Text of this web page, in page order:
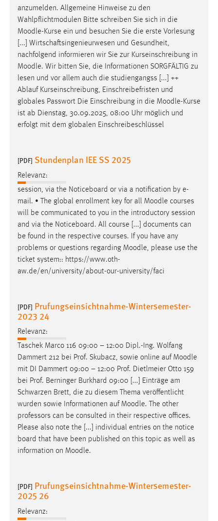
anzumelden. Allgemeine Hinweise zu den
Wahlpflichtmodulen Bitte schreiben Sie sich in die
Moodle-Kurse ein und besuchen Sie die erste Vorlesung
[...] Wirtschaftsingenieurwesen und Gesundheit,
nachfolgend informieren wir Sie zur Kurseinschreibung in
Moodle. Wir bitten Sie, die Informationen SORGFÄLTIG zu
lesen und vor allem auch die studiengangss [...] ++
Ablauf Kurseinschreibung, Einschreibefristen und
globales Passwort Die Einschreibung in die Moodle-Kurse
ist ab Dienstag, 30.09.2025, 08:00 Uhr möglich und
erfolgt mit dem globalen Einschreibeschlüssel
[PDF] Stundenplan IEE SS 2025
Relevanz:
session, via the Noticeboard or via a notification by e-
mail. • The global enrollment key for all Moodle courses
will be communicated to you in the introductory session
and via the Noticeboard. All course [...] documents can
be found in the respective courses. If you have any
problems or questions regarding Moodle, please use the
ticket system:: https://www.oth-
aw.de/en/university/about-our-university/faci
[PDF] Prufungseinsichtnahme-Wintersemester-
2023 24
Relevanz:
Taschek Marco 116 09:00 – 12:00 Dipl.-Ing. Wolfang
Dammert 212 bei Prof. Skubacz, sowie online auf Moodle
mit DI Dammert 09:00 – 12:00 Prof. Dietlmeier Otto 159
bei Prof. Berninger Burkhard 09:00 [...] Einträge am
Schwarzen Brett, die zu diesem Thema veröffentlicht
wurden sowie Informationen auf Moodle. The other
professors can be consulted in their respective offices.
Please also note the [...] individual entries on the notice
board that have been published on this topic as well as
information on Moodle.
[PDF] Prufungseinsichtnahme-Wintersemester-
2025 26
Relevanz: